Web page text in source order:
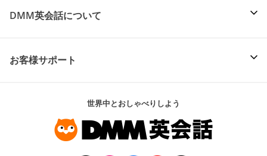
DMM英会話について
お客様サポート
世界中とおしゃべりしよう